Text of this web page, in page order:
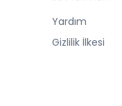
Yardım
Gizlilik İlkesi